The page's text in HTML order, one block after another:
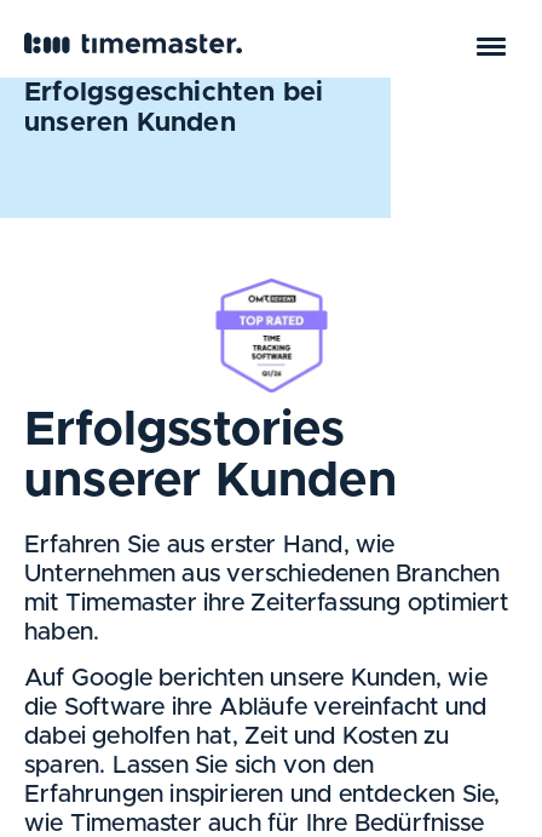
Erfolgsgeschichten bei
unseren Kunden
Erfolgsstories
unserer Kunden
Erfahren Sie aus erster Hand, wie
Unternehmen aus verschiedenen Branchen
mit Timemaster ihre Zeiterfassung optimiert
haben.
Auf Google berichten unsere Kunden, wie
die Software ihre Abläufe vereinfacht und
dabei geholfen hat, Zeit und Kosten zu
sparen. Lassen Sie sich von den
Erfahrungen inspirieren und entdecken Sie,
wie Timemaster auch für Ihre Bedürfnisse